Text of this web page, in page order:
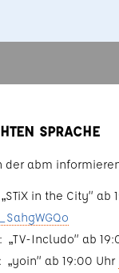
SPRACHE
der abm
in the City” ab
„TV-Includo” ab
„yoin” ab 19:00 Uhr